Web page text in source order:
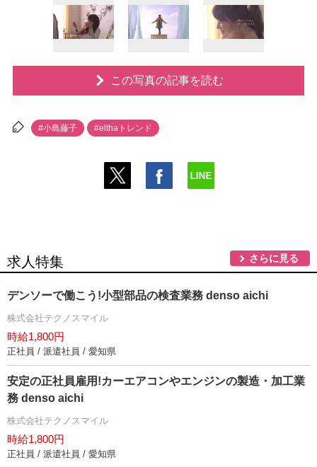
この写真の記事を読む
#小島藤子 #elthaトレンド
求人特集 さらに見る
デンソーで働こう!小型部品の検査業務 denso aichi
株式会社テクノスマイル
時給1,800円
正社員 / 派遣社員 / 愛知県
安定の正社員雇用!カーエアコンやエンジンの製造・加工業
務 denso aichi
株式会社テクノスマイル
時給1,800円
正社員 / 派遣社員 / 愛知県